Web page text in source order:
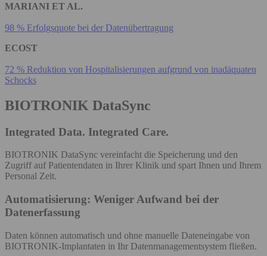
MARIANI ET AL.
98 % Erfolgsquote bei der Datenübertragung
ECOST
72 % Reduktion von Hospitalisierungen aufgrund von inadäquaten
Schocks
BIOTRONIK DataSync
Integrated Data. Integrated Care.
BIOTRONIK DataSync vereinfacht die Speicherung und den
Zugriff auf Patientendaten in Ihrer Klinik und spart Ihnen und Ihrem
Personal Zeit.
Automatisierung: Weniger Aufwand bei der
Datenerfassung
Daten können automatisch und ohne manuelle Dateneingabe von
BIOTRONIK-Implantaten in Ihr Datenmanagementsystem fließen.